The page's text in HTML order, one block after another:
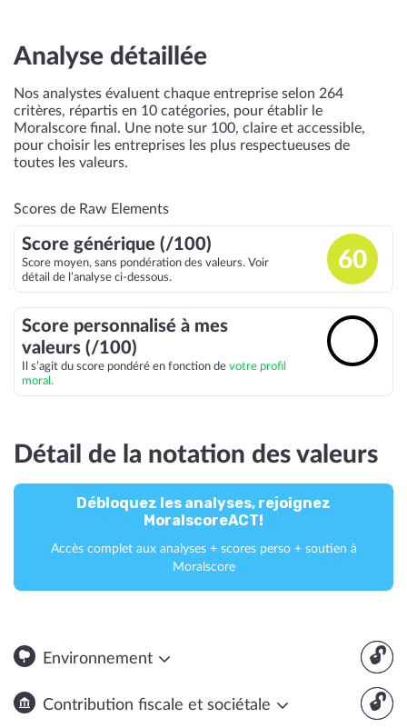
Analyse détaillée
Nos analystes évaluent chaque entreprise selon 264
critères, répartis en 10 catégories, pour établir le
Moralscore final. Une note sur 100, claire et accessible,
pour choisir les entreprises les plus respectueuses de
toutes les valeurs.
Scores de Raw Elements
Score générique (/100)
Score moyen, sans pondération des valeurs. Voir
détail de l’analyse ci-dessous.
60
Score personnalisé à mes
valeurs (/100)
Il s’agit du score pondéré en fonction de votre profil
moral.
Détail de la notation des valeurs
Débloquez les analyses, rejoignez
MoralscoreACT!
Accès complet aux analyses + scores perso + soutien à
Moralscore
🔓
Environnement
🔓
Contribution fiscale et sociétale